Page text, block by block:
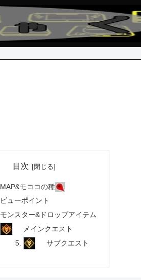
目次
MAP&モココの種
ビューポイント
モンスター&ドロップアイテム
メインクエスト
サブクエスト